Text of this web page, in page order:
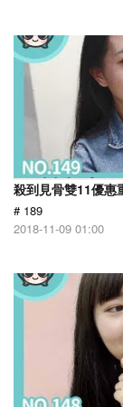
殺到見骨雙11優惠
# 189
2018-11-09 01:00